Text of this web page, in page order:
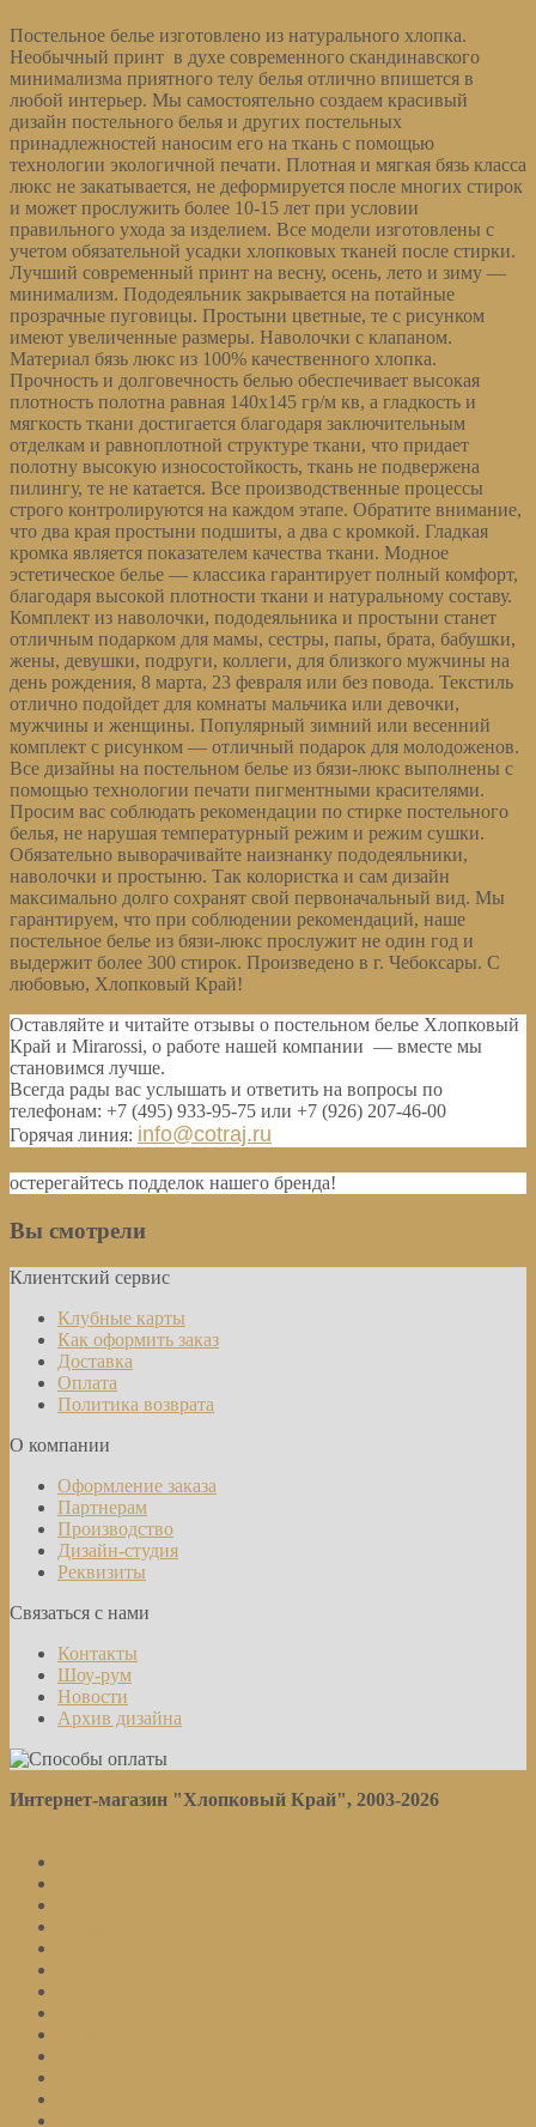
Постельное белье изготовлено из натурального хлопка.
Необычный принт в духе современного скандинавского
минимализма приятного телу белья отлично впишется в
любой интерьер. Мы самостоятельно создаем красивый
дизайн постельного белья и других постельных
принадлежностей наносим его на ткань с помощью
технологии экологичной печати. Плотная и мягкая бязь класса
люкс не закатывается, не деформируется после многих стирок
и может прослужить более 10-15 лет при условии
правильного ухода за изделием. Все модели изготовлены с
учетом обязательной усадки хлопковых тканей после стирки.
Лучший современный принт на весну, осень, лето и зиму —
минимализм. Пододеяльник закрывается на потайные
прозрачные пуговицы. Простыни цветные, те с рисунком
имеют увеличенные размеры. Наволочки с клапаном.
Материал бязь люкс из 100% качественного хлопка.
Прочность и долговечность белью обеспечивает высокая
плотность полотна равная 140х145 гр/м кв, а гладкость и
мягкость ткани достигается благодаря заключительным
отделкам и равноплотной структуре ткани, что придает
полотну высокую износостойкость, ткань не подвержена
пилингу, те не катается. Все производственные процессы
строго контролируются на каждом этапе. Обратите внимание,
что два края простыни подшиты, а два с кромкой. Гладкая
кромка является показателем качества ткани. Модное
эстетическое белье — классика гарантирует полный комфорт,
благодаря высокой плотности ткани и натуральному составу.
Комплект из наволочки, пододеяльника и простыни станет
отличным подарком для мамы, сестры, папы, брата, бабушки,
жены, девушки, подруги, коллеги, для близкого мужчины на
день рождения, 8 марта, 23 февраля или без повода. Текстиль
отлично подойдет для комнаты мальчика или девочки,
мужчины и женщины. Популярный зимний или весенний
комплект с рисунком — отличный подарок для молодоженов.
Все дизайны на постельном белье из бязи-люкс выполнены с
помощью технологии печати пигментными красителями.
Просим вас соблюдать рекомендации по стирке постельного
белья, не нарушая температурный режим и режим сушки.
Обязательно выворачивайте наизнанку пододеяльники,
наволочки и простыню. Так колористка и сам дизайн
максимально долго сохранят свой первоначальный вид. Мы
гарантируем, что при соблюдении рекомендаций, наше
постельное белье из бязи-люкс прослужит не один год и
выдержит более 300 стирок. Произведено в г. Чебоксары. С
любовью, Хлопковый Край!
Оставляйте и читайте отзывы о постельном белье Хлопковый
Край и Mirarossi, о работе нашей компании — вместе мы
становимся лучше.
Всегда рады вас услышать и ответить на вопросы по
телефонам: +7 (495) 933-95-75 или +7 (926) 207-46-00
Горячая линия: info@cotraj.ru
остерегайтесь подделок нашего бренда!
Вы смотрели
Клиентский сервис
Клубные карты
Как оформить заказ
Доставка
Оплата
Политика возврата
О компании
Оформление заказа
Партнерам
Производство
Дизайн-студия
Реквизиты
Связаться с нами
Контакты
Шоу-рум
Новости
Архив дизайна
Интернет-магазин "Хлопковый Край", 2003-2026